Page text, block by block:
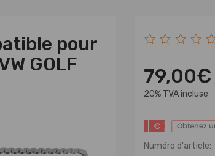
pour
GOLF
79,00€
20% TVA incluse
€ Obtenez
Numéro d'article: